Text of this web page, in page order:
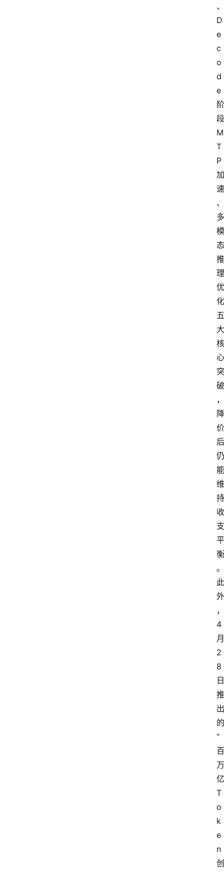
、
D
e
c
o
d
e
阶
段
M
T
P
加
速
、
多
模
态
推
理
优
化
五
大
核
心
突
破
，
降
价
后
仍
能
维
持
收
支
平
衡
。
此
外
，
4
月
2
8
日
推
出
的
“
百
万
亿
T
o
k
e
n
创